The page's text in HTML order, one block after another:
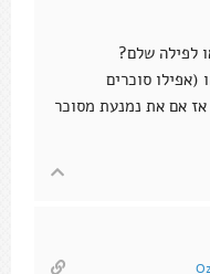
לפילה שלם?
(אפילו סוכרים
אז אם את נמנעת מסוכר